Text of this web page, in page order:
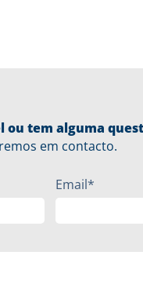
ou tem alguma
em contacto.
Email*